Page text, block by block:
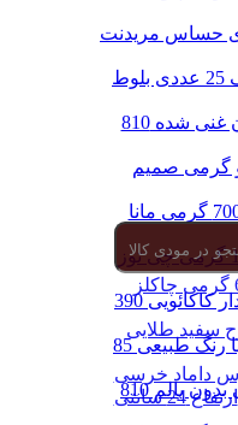
سفید طلایی
داماد خرسی
ارتفاع 24 سانتی
حساس مریدنت